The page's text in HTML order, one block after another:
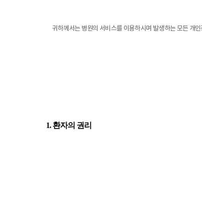
귀하께서는 병원의 서비스를 이용하시며 발생하는 모든 개
1. 환자의 권리